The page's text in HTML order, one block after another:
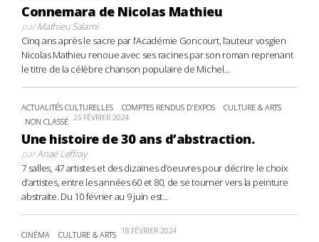
Connemara de Nicolas Mathieu
parMathieu Salami
Cinq ans après le sacre par l’Académie Goncourt, l’auteur vosgien
Nicolas Mathieu renoue avec ses racines par son roman reprenant
le titre de la célèbre chanson populaire de Michel...
ACTUALITÉS CULTURELLES COMPTES RENDUS D'EXPOS
CULTURE & ARTS
NON CLASSÉ 25 FÉVRIER 2024
Une histoire de 30 ans d’abstraction.
parAnaë Leffray
7 salles, 47 artistes et des dizaines d’oeuvres pour décrire le choix
d’artistes, entre les années 60 et 80, de se tourner vers la peinture
abstraite. Du 10 février au 9 juin est...
CINÉMA CULTURE & ARTS 18 FÉVRIER 2024